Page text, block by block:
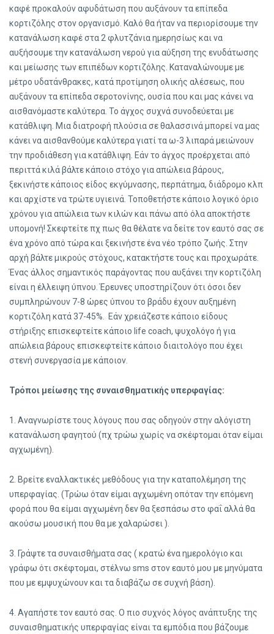
καφέ προκαλούν αφυδάτωση που αυξάνουν τα επίπεδα
κορτιζόλης στον οργανισμό. Καλό θα ήταν να περιορίσουμε την
κατανάλωση καφέ στα 2 φλυτζάνια ημερησίως και να
αυξήσουμε την κατανάλωση νερού για αύξηση της ενυδάτωσης
και μείωσης των επιπέδων κορτιζόλης. Καταναλώνουμε με
μέτρο υδατάνθρακες, κατά προτίμηση ολικής αλέσεως, που
αυξάνουν τα επίπεδα σεροτονίνης, ουσία που και μας κάνει να
αισθανόμαστε καλύτερα. Το άγχος συχνά συνοδεύεται με
κατάθλιψη. Μια διατροφή πλούσια σε θαλασσινά μπορεί να μας
κάνει να αισθανθούμε καλύτερα γιατί τα ω-3 λιπαρά μειώνουν
την προδιάθεση για κατάθλιψη. Εάν το άγχος προέρχεται από
περιττά κιλά βάλτε κάποιο στόχο για απώλεια βάρους,
ξεκινήστε κάποιος είδος εκγύμνασης, περπάτημα, διάδρομο κλπ
και αρχίστε να τρώτε υγιεινά. Τοποθετήστε κάποιο λογικό όριο
χρόνου για απώλεια των κιλών και πάνω από όλα αποκτήστε
υπομονή! Σκεφτείτε πχ πως θα θέλατε να δείτε τον εαυτό σας σε
ένα χρόνο από τώρα και ξεκινήστε ένα νέο τρόπο ζωής. Στην
αρχή βάλτε μικρούς στόχους, κατακτήστε τους και προχωράτε.
Ένας άλλος σημαντικός παράγοντας που αυξάνει την κορτιζόλη
είναι η έλλειψη ύπνου. Έρευνες υποστηρίζουν ότι όσοι δεν
συμπληρώνουν 7-8 ώρες ύπνου το βράδυ έχουν αυξημένη
κορτιζόλη κατά 37-45%. Εάν χρειάζεστε κάποιο είδους
στήριξης επισκεφτείτε κάποιο life coach, ψυχολόγο ή για
απώλεια βάρους επισκεφτείτε κάποιο διαιτολόγο που έχει
στενή συνεργασία με κάποιον.
Τρόποι μείωσης της συναισθηματικής υπερφαγίας:
1. Αναγνωρίστε τους λόγους που σας οδηγούν στην αλόγιστη
κατανάλωση φαγητού (πχ τρώω χωρίς να σκέφτομαι όταν είμαι
αγχωμένη).
2. Βρείτε εναλλακτικές μεθόδους για την καταπολέμηση της
υπερφαγίας. (Τρώω όταν είμαι αγχωμένη οπόταν την επόμενη
φορά που θα είμαι αγχωμένη δεν θα ξεσπάσω στο φαΐ αλλά θα
ακούσω μουσική που θα με χαλαρώσει ).
3. Γράψτε τα συναισθήματα σας ( κρατώ ένα ημερολόγιο και
γράφω ότι σκέφτομαι, στέλνω sms στον εαυτό μου με μηνύματα
που με εμψυχώνουν και τα διαβάζω σε συχνή βάση).
4. Αγαπήστε τον εαυτό σας. Ο πιο συχνός λόγος ανάπτυξης της
συναισθηματικής υπερφαγίας είναι τα εμπόδια που βάζουμε